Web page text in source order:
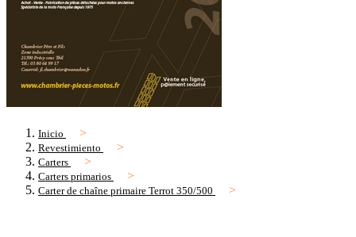
Inicio
Revestimiento
Carters
Carters primarios
Carter de chaîne primaire Terrot 350/500